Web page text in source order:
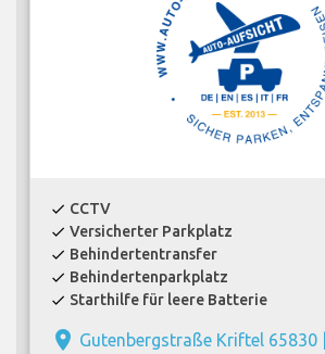
check CCTV
check Versicherter Parkplatz
check Behindertentransfer
check Behindertenparkplatz
check Starthilfe für leere Batterie
place Gutenbergstraße Kriftel 65830 |